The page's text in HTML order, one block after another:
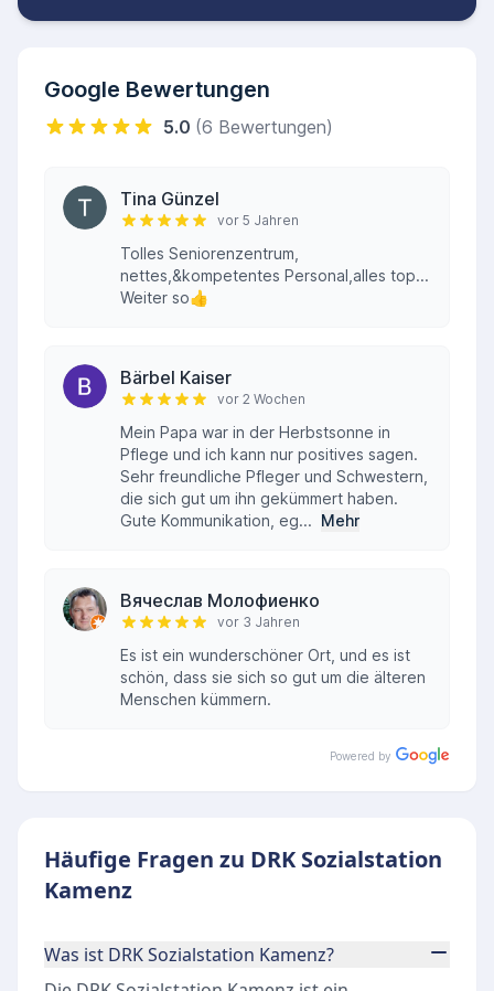
Google Bewertungen
5.0 (6 Bewertungen)
Tina Günzel
vor 5 Jahren
Tolles Seniorenzentrum,
nettes,&kompetentes Personal,alles top...
Weiter so👍
Bärbel Kaiser
vor 2 Wochen
Mein Papa war in der Herbstsonne in
Pflege und ich kann nur positives sagen.
Sehr freundliche Pfleger und Schwestern,
die sich gut um ihn gekümmert haben.
Gute Kommunikation, eg... Mehr
Вячеслав Молофиенко
vor 3 Jahren
Es ist ein wunderschöner Ort, und es ist
schön, dass sie sich so gut um die älteren
Menschen kümmern.
Powered by
Häufige Fragen zu DRK Sozialstation
Kamenz
Was ist DRK Sozialstation Kamenz?